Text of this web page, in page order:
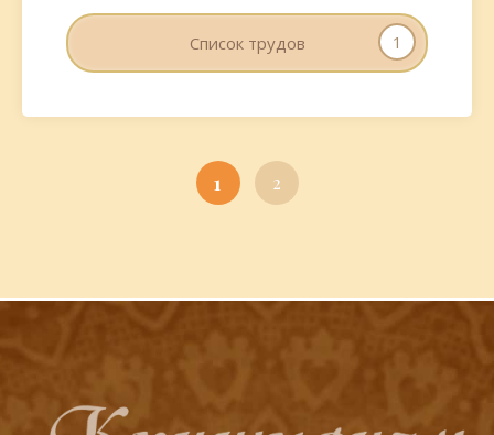
Список трудов 1
1 2